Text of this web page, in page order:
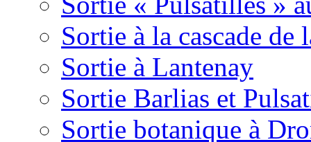
Sortie à la cascade de
Sortie à Lantenay
Sortie Barlias et
Sortie botanique à